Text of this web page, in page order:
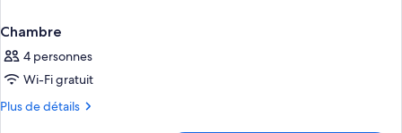
Chambre
4 personnes
Wi-Fi gratuit
Plus de détails
Plus